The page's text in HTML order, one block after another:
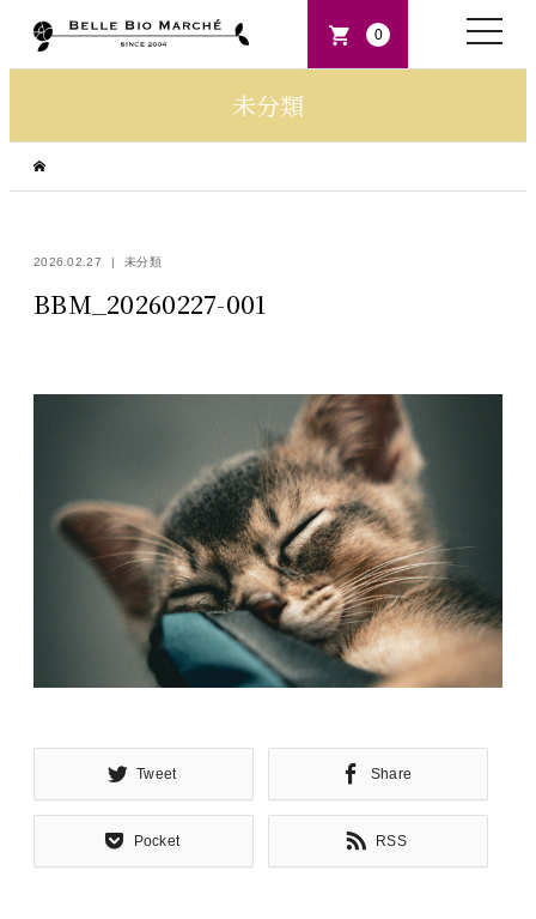
0
toggle
未分類
2026.02.27 未分類
BBM_20260227-001
Tweet Share
Pocket RSS